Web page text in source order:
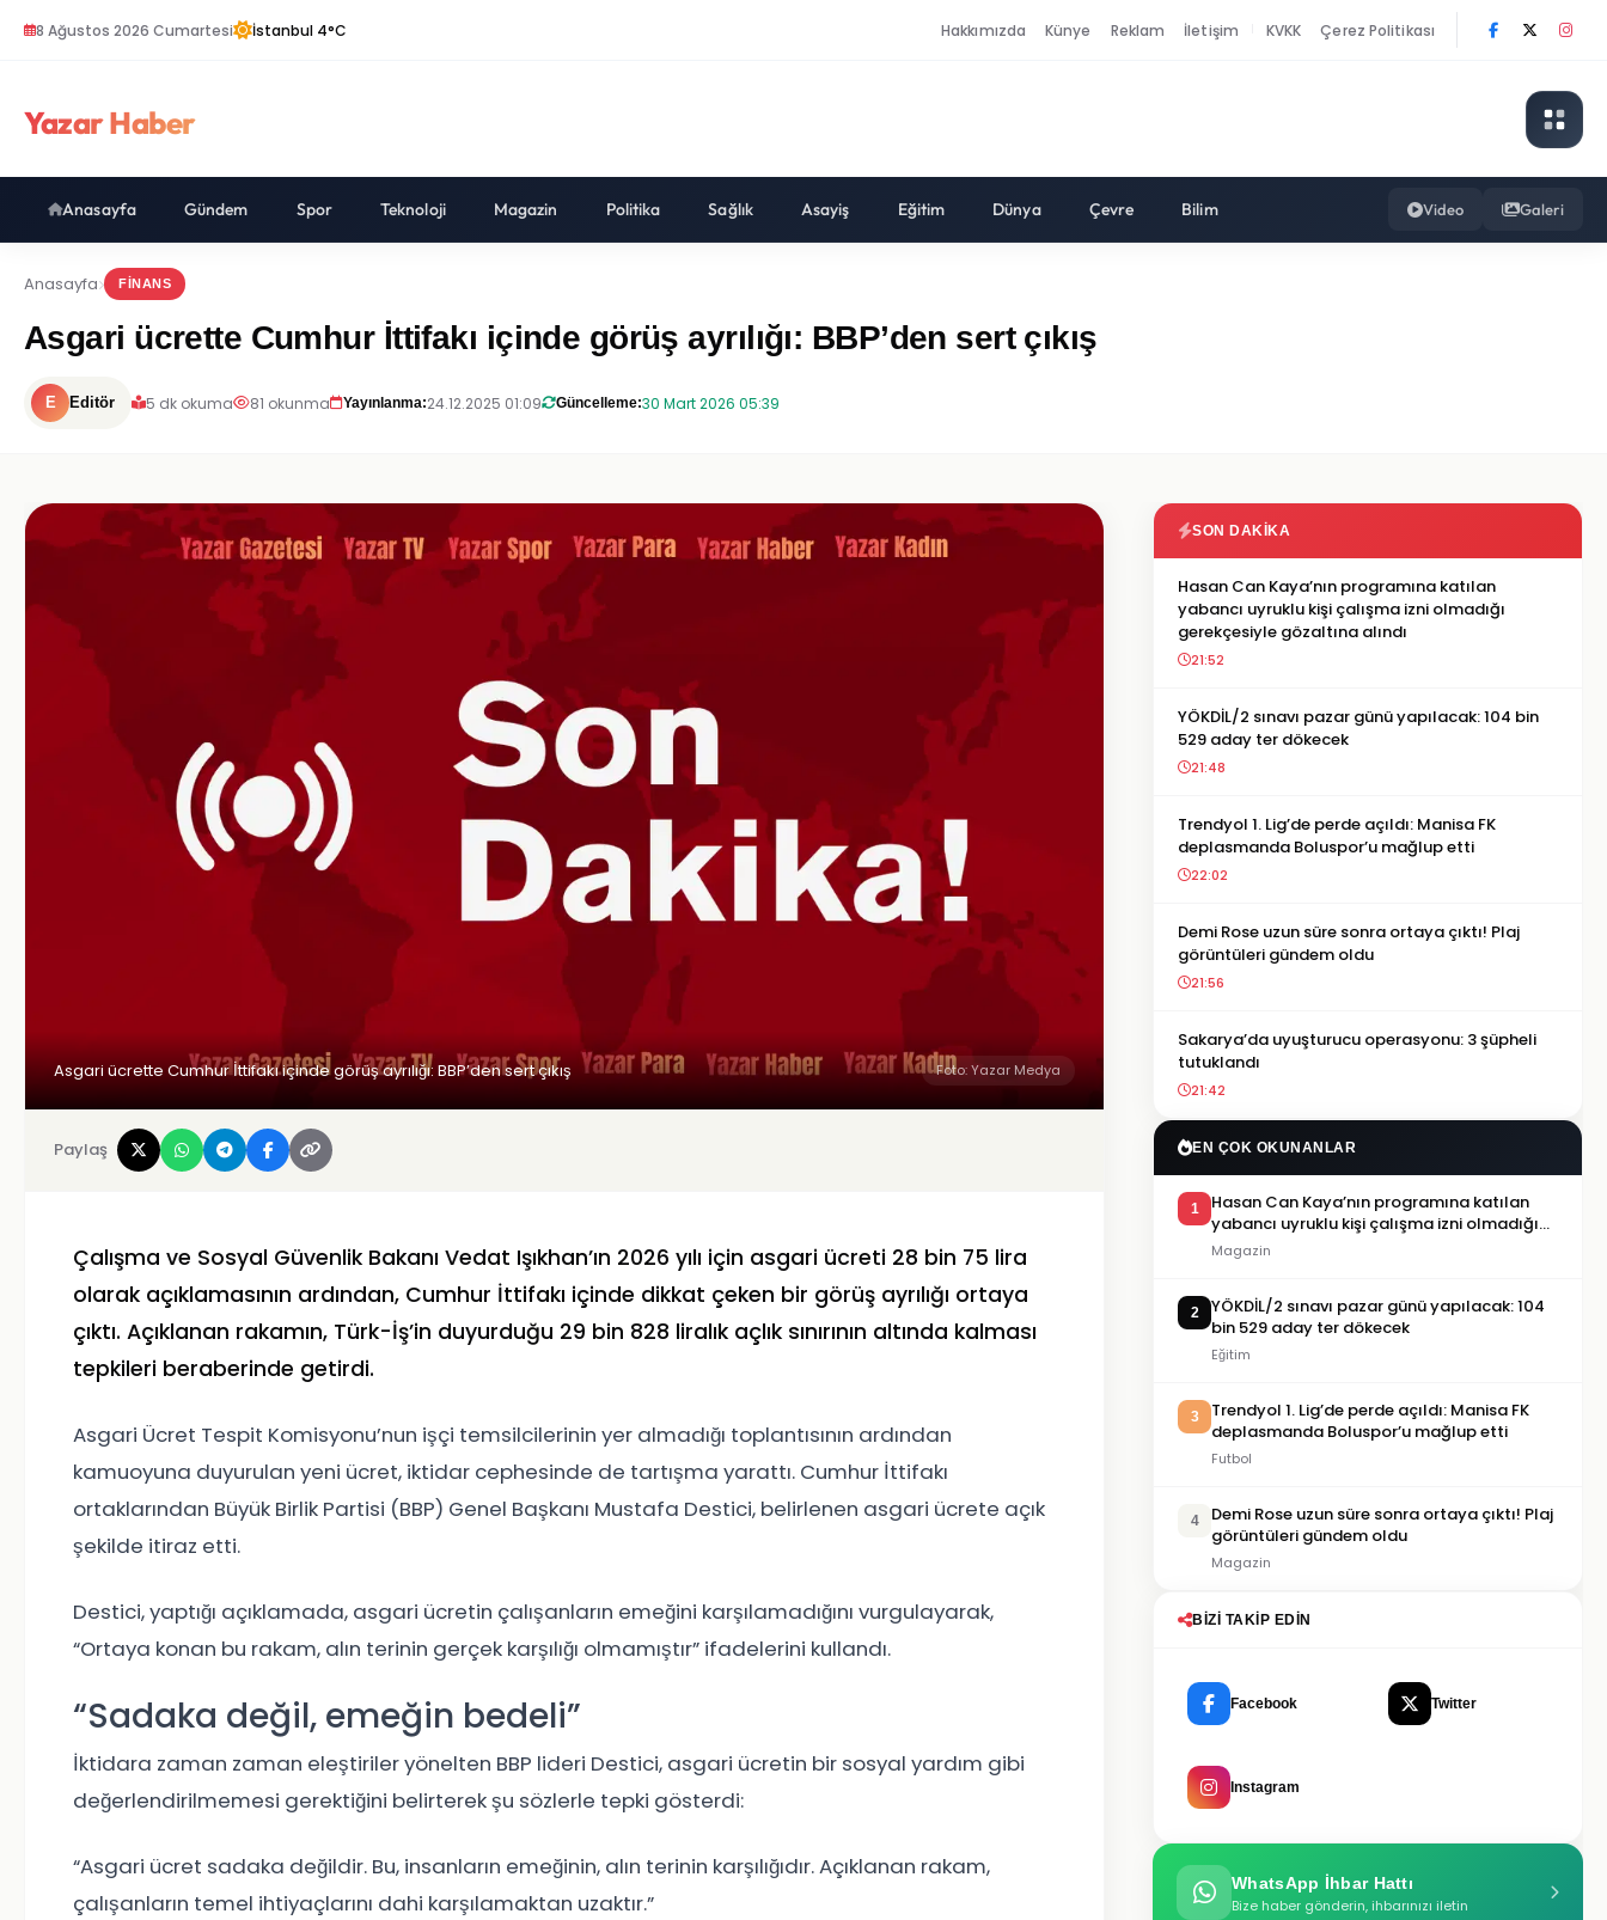
8 Ağustos 2026 Cumartesi İstanbul 4°C Hakkımızda Künye Reklam İletişim KVKK Çerez Politikası
Yazar Haber
Anasayfa Gündem Spor Teknoloji Magazin Politika Sağlık Asayiş Eğitim Dünya Çevre Bilim Video Galeri
Anasayfa FINANS
Asgari ücrette Cumhur İttifakı içinde görüş ayrılığı: BBP’den sert çıkış
E Editör 5 dk okuma 81 okunma Yayınlanma:24.12.2025 01:09 Güncelleme:30 Mart 2026 05:39
Asgari ücrette Cumhur İttifakı içinde görüş ayrılığı: BBP’den sert çıkış Foto: Yazar Medya
Paylaş
Çalışma ve Sosyal Güvenlik Bakanı Vedat Işıkhan’ın 2026 yılı için asgari ücreti 28 bin 75 lira
olarak açıklamasının ardından, Cumhur İttifakı içinde dikkat çeken bir görüş ayrılığı ortaya
çıktı. Açıklanan rakamın, Türk-İş’in duyurduğu 29 bin 828 liralık açlık sınırının altında kalması
tepkileri beraberinde getirdi.
Asgari Ücret Tespit Komisyonu’nun işçi temsilcilerinin yer almadığı toplantısının ardından
kamuoyuna duyurulan yeni ücret, iktidar cephesinde de tartışma yarattı. Cumhur İttifakı
ortaklarından Büyük Birlik Partisi (BBP) Genel Başkanı Mustafa Destici, belirlenen asgari ücrete açık
şekilde itiraz etti.
Destici, yaptığı açıklamada, asgari ücretin çalışanların emeğini karşılamadığını vurgulayarak,
“Ortaya konan bu rakam, alın terinin gerçek karşılığı olmamıştır” ifadelerini kullandı.
“Sadaka değil, emeğin bedeli”
İktidara zaman zaman eleştiriler yönelten BBP lideri Destici, asgari ücretin bir sosyal yardım gibi
değerlendirilmemesi gerektiğini belirterek şu sözlerle tepki gösterdi:
“Asgari ücret sadaka değildir. Bu, insanların emeğinin, alın terinin karşılığıdır. Açıklanan rakam,
çalışanların temel ihtiyaçlarını dahi karşılamaktan uzaktır.”
SON DAKIKA
Hasan Can Kaya’nın programına katılan
yabancı uyruklu kişi çalışma izni olmadığı
gerekçesiyle gözaltına alındı
21:52
YÖKDİL/2 sınavı pazar günü yapılacak: 104 bin
529 aday ter dökecek
21:48
Trendyol 1. Lig’de perde açıldı: Manisa FK
deplasmanda Boluspor’u mağlup etti
22:02
Demi Rose uzun süre sonra ortaya çıktı! Plaj
görüntüleri gündem oldu
21:56
Sakarya’da uyuşturucu operasyonu: 3 şüpheli
tutuklandı
21:42
EN ÇOK OKUNANLAR
1
Hasan Can Kaya’nın programına katılan
yabancı uyruklu kişi çalışma izni olmadığı
gerekçesiyle gözaltına alındı
Magazin
2
YÖKDİL/2 sınavı pazar günü yapılacak: 104
bin 529 aday ter dökecek
Eğitim
3
Trendyol 1. Lig’de perde açıldı: Manisa FK
deplasmanda Boluspor’u mağlup etti
Futbol
4
Demi Rose uzun süre sonra ortaya çıktı! Plaj
görüntüleri gündem oldu
Magazin
BIZI TAKIP EDIN
Facebook Twitter
Instagram
WhatsApp İhbar Hattı
Bize haber gönderin, ihbarınızı iletin